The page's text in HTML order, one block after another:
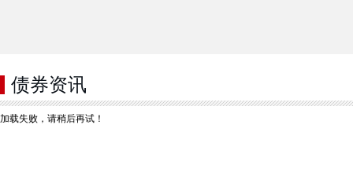
债券资讯
加载失败，请稍后再试！